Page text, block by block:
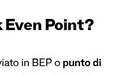
Even Point?
in BEP o punto di